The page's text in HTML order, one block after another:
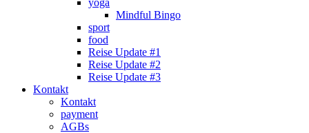
yoga
Mindful Bingo
sport
food
Reise Update #1
Reise Update #2
Reise Update #3
Kontakt
Kontakt
payment
AGBs